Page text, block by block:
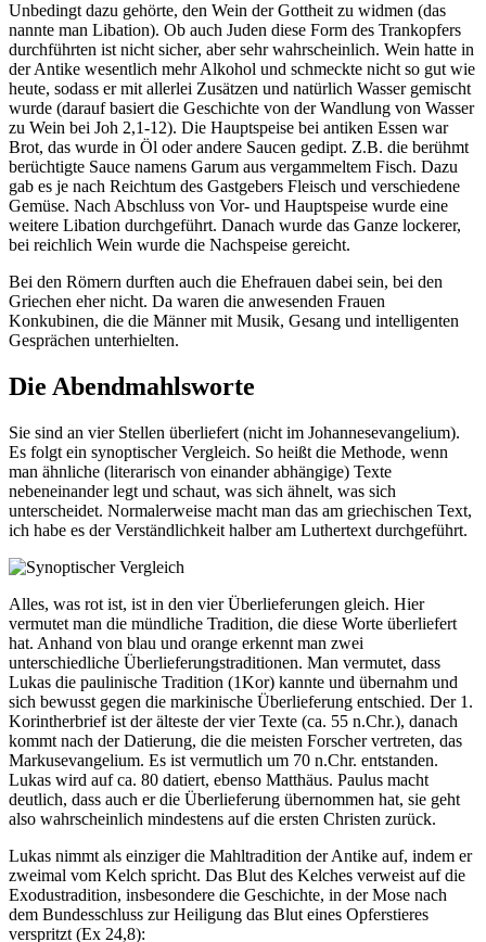
Unbedingt dazu gehörte, den Wein der Gottheit zu widmen (das
nannte man Libation). Ob auch Juden diese Form des Trankopfers
durchführten ist nicht sicher, aber sehr wahrscheinlich. Wein hatte in
der Antike wesentlich mehr Alkohol und schmeckte nicht so gut wie
heute, sodass er mit allerlei Zusätzen und natürlich Wasser gemischt
wurde (darauf basiert die Geschichte von der Wandlung von Wasser
zu Wein bei Joh 2,1-12). Die Hauptspeise bei antiken Essen war
Brot, das wurde in Öl oder andere Saucen gedipt. Z.B. die berühmt
berüchtigte Sauce namens Garum aus vergammeltem Fisch. Dazu
gab es je nach Reichtum des Gastgebers Fleisch und verschiedene
Gemüse. Nach Abschluss von Vor- und Hauptspeise wurde eine
weitere Libation durchgeführt. Danach wurde das Ganze lockerer,
bei reichlich Wein wurde die Nachspeise gereicht.
Bei den Römern durften auch die Ehefrauen dabei sein, bei den
Griechen eher nicht. Da waren die anwesenden Frauen
Konkubinen, die die Männer mit Musik, Gesang und intelligenten
Gesprächen unterhielten.
Die Abendmahlsworte
Sie sind an vier Stellen überliefert (nicht im Johannesevangelium).
Es folgt ein synoptischer Vergleich. So heißt die Methode, wenn
man ähnliche (literarisch von einander abhängige) Texte
nebeneinander legt und schaut, was sich ähnelt, was sich
unterscheidet. Normalerweise macht man das am griechischen Text,
ich habe es der Verständlichkeit halber am Luthertext durchgeführt.
Alles, was rot ist, ist in den vier Überlieferungen gleich. Hier
vermutet man die mündliche Tradition, die diese Worte überliefert
hat. Anhand von blau und orange erkennt man zwei
unterschiedliche Überlieferungstraditionen. Man vermutet, dass
Lukas die paulinische Tradition (1Kor) kannte und übernahm und
sich bewusst gegen die markinische Überlieferung entschied. Der 1.
Korintherbrief ist der älteste der vier Texte (ca. 55 n.Chr.), danach
kommt nach der Datierung, die die meisten Forscher vertreten, das
Markusevangelium. Es ist vermutlich um 70 n.Chr. entstanden.
Lukas wird auf ca. 80 datiert, ebenso Matthäus. Paulus macht
deutlich, dass auch er die Überlieferung übernommen hat, sie geht
also wahrscheinlich mindestens auf die ersten Christen zurück.
Lukas nimmt als einziger die Mahltradition der Antike auf, indem er
zweimal vom Kelch spricht. Das Blut des Kelches verweist auf die
Exodustradition, insbesondere die Geschichte, in der Mose nach
dem Bundesschluss zur Heiligung das Blut eines Opferstieres
verspritzt (Ex 24,8):